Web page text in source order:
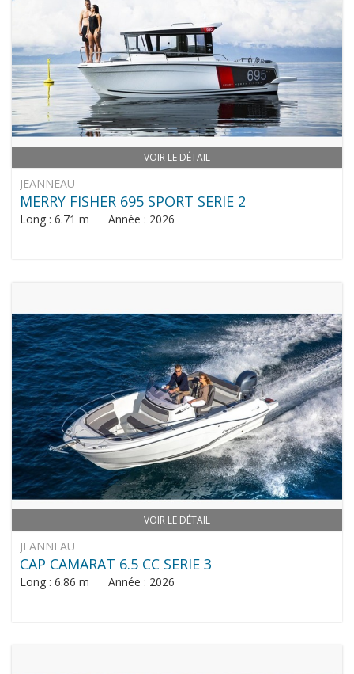
VOIR LE DÉTAIL
JEANNEAU
MERRY FISHER 695 SPORT SERIE 2
Long : 6.71 m Année : 2026
VOIR LE DÉTAIL
JEANNEAU
CAP CAMARAT 6.5 CC SERIE 3
Long : 6.86 m Année : 2026